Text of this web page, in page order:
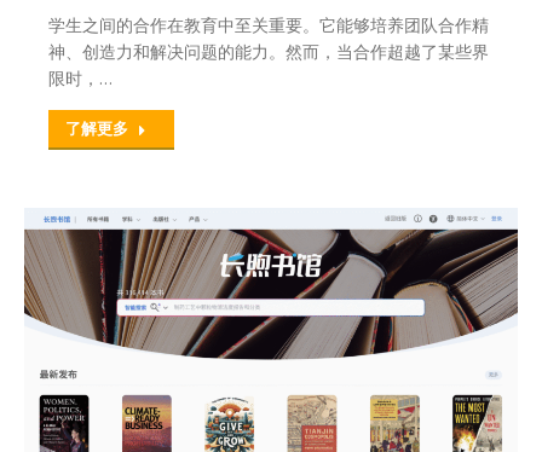
学生之间的合作在教育中至关重要。它能够培养团队合作精
神、创造力和解决问题的能力。然而，当合作超越了某些界
限时，…
了解更多